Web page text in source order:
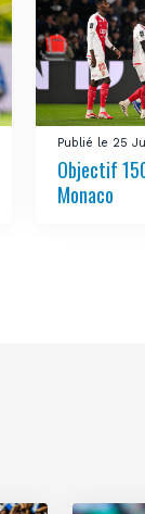
Publié le 25
Objectif
Monaco